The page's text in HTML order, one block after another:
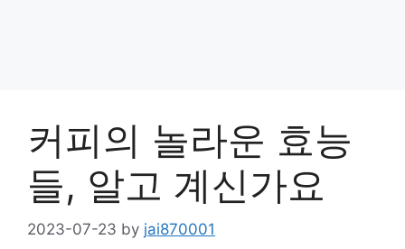
커피의 놀라운 효능
들, 알고 계신가요
2023-07-23 by jai870001